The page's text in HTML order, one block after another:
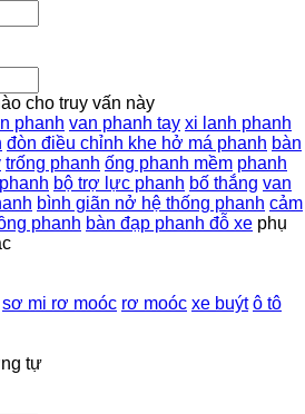
cho truy vấn này
phanh van phanh tay xi lanh phanh
đòn điều chỉnh khe hở má phanh bàn
trống phanh ống phanh mềm phanh
bộ trợ lực phanh bố thắng van
bình giãn nở hệ thống phanh cảm
phanh bàn đạp phanh đỗ xe phụ
sơ mi rơ moóc rơ moóc xe buýt ô tô
tự